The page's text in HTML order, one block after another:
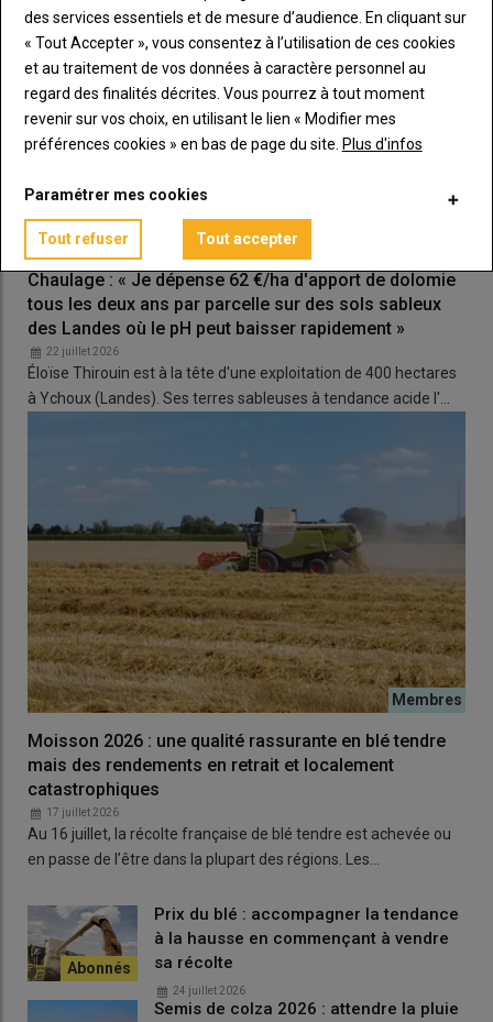
Chaulage : « Je dépense 62 €/ha d'apport de dolomie
tous les deux ans par parcelle sur des sols sableux
des Landes où le pH peut baisser rapidement »
22 juillet 2026
Éloïse Thirouin est à la tête d'une exploitation de 400 hectares
à Ychoux (Landes). Ses terres sableuses à tendance acide l'…
Moisson 2026 : une qualité rassurante en blé tendre
mais des rendements en retrait et localement
catastrophiques
17 juillet 2026
Au 16 juillet, la récolte française de blé tendre est achevée ou
en passe de l’être dans la plupart des régions. Les…
Prix du blé : accompagner la tendance
à la hausse en commençant à vendre
sa récolte
24 juillet 2026
Semis de colza 2026 : attendre la pluie
des services essentiels et de mesure d’audience. En cliquant sur
« Tout Accepter », vous consentez à l’utilisation de ces cookies
et au traitement de vos données à caractère personnel au
regard des finalités décrites. Vous pourrez à tout moment
revenir sur vos choix, en utilisant le lien « Modifier mes
préférences cookies » en bas de page du site. Plus d'infos
Paramétrer mes cookies
Tout refuser Tout accepter